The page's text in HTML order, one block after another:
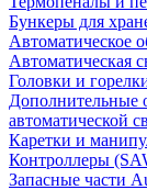
Бункеры для
Автоматическое
Автоматическая
Головки и
Дополнительные
автоматической
Каретки и
Контроллеры
Запасные части